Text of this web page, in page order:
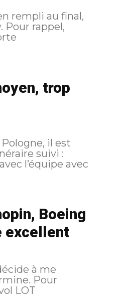
rempli au final,
trop
il est
Boeing
excellent
à me
Pour